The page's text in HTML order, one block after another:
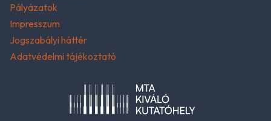
Pályázatok
Impresszum
Jogszabályi háttér
Adatvédelmi tájékoztató